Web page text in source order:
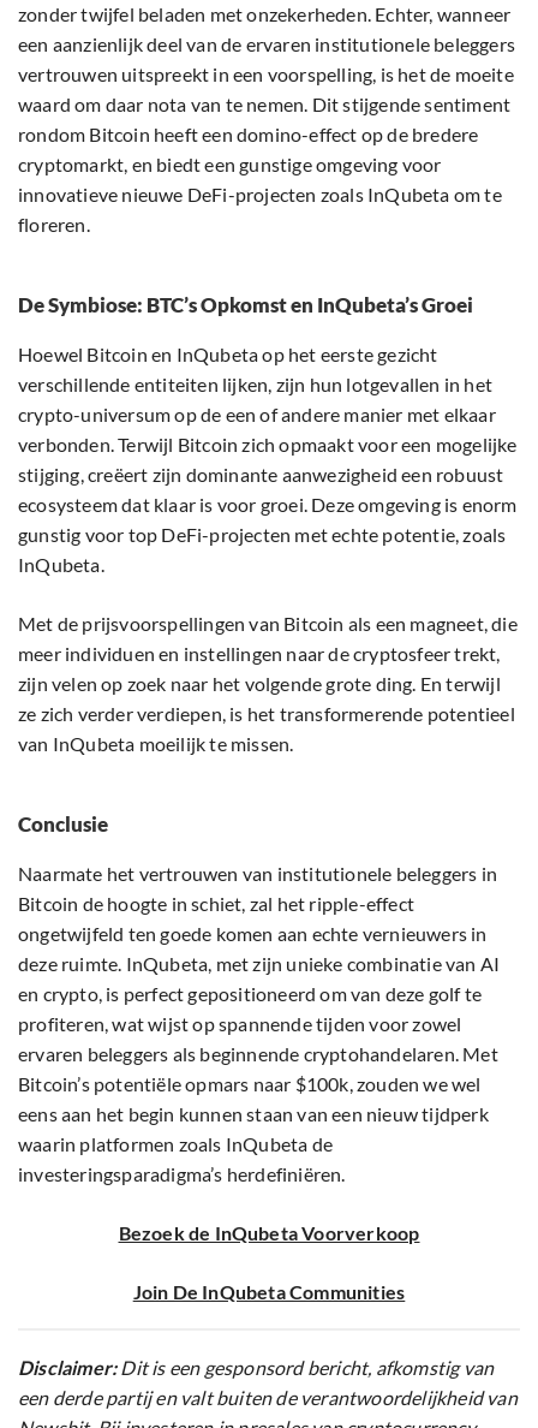
zonder twijfel beladen met onzekerheden. Echter, wanneer
een aanzienlijk deel van de ervaren institutionele beleggers
vertrouwen uitspreekt in een voorspelling, is het de moeite
waard om daar nota van te nemen. Dit stijgende sentiment
rondom Bitcoin heeft een domino-effect op de bredere
cryptomarkt, en biedt een gunstige omgeving voor
innovatieve nieuwe DeFi-projecten zoals InQubeta om te
floreren.
De Symbiose: BTC’s Opkomst en InQubeta’s Groei
Hoewel Bitcoin en InQubeta op het eerste gezicht
verschillende entiteiten lijken, zijn hun lotgevallen in het
crypto-universum op de een of andere manier met elkaar
verbonden. Terwijl Bitcoin zich opmaakt voor een mogelijke
stijging, creëert zijn dominante aanwezigheid een robuust
ecosysteem dat klaar is voor groei. Deze omgeving is enorm
gunstig voor top DeFi-projecten met echte potentie, zoals
InQubeta.
Met de prijsvoorspellingen van Bitcoin als een magneet, die
meer individuen en instellingen naar de cryptosfeer trekt,
zijn velen op zoek naar het volgende grote ding. En terwijl
ze zich verder verdiepen, is het transformerende potentieel
van InQubeta moeilijk te missen.
Conclusie
Naarmate het vertrouwen van institutionele beleggers in
Bitcoin de hoogte in schiet, zal het ripple-effect
ongetwijfeld ten goede komen aan echte vernieuwers in
deze ruimte. InQubeta, met zijn unieke combinatie van AI
en crypto, is perfect gepositioneerd om van deze golf te
profiteren, wat wijst op spannende tijden voor zowel
ervaren beleggers als beginnende cryptohandelaren. Met
Bitcoin’s potentiële opmars naar $100k, zouden we wel
eens aan het begin kunnen staan van een nieuw tijdperk
waarin platformen zoals InQubeta de
investeringsparadigma’s herdefiniëren.
Bezoek de InQubeta Voorverkoop
Join De InQubeta Communities
Disclaimer:Dit is een gesponsord bericht, afkomstig van
een derde partij en valt buiten de verantwoordelijkheid van